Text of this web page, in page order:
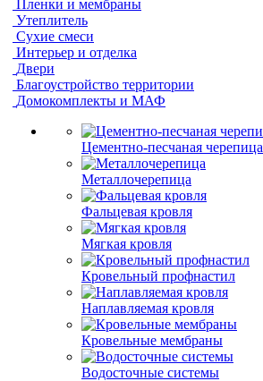
Пленки и мембраны
Утеплитель
Сухие смеси
Интерьер и отделка
Двери
Благоустройство территории
Домокомплекты и МАФ
Цементно-песчаная черепица
Металлочерепица
Фальцевая кровля
Мягкая кровля
Кровельный профнастил
Наплавляемая кровля
Кровельные мембраны
Водосточные системы